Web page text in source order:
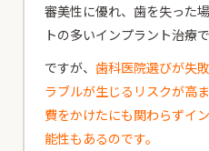
審美性に優れ、歯を失った
トの多いインプラント治療で
ですが、歯科医院選びが失
ラブルが生じるリスクが高
費をかけたにも関わらずイ
能性もあるのです。